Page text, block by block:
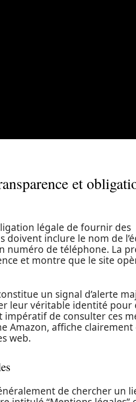
et
légale de fournir des
doivent inclure le nom de
numéro de téléphone. La
et montre que le site
un signal d’alerte
leur véritable identité pour
impératif de consulter ces
Amazon, affiche clairement
web.
de chercher un